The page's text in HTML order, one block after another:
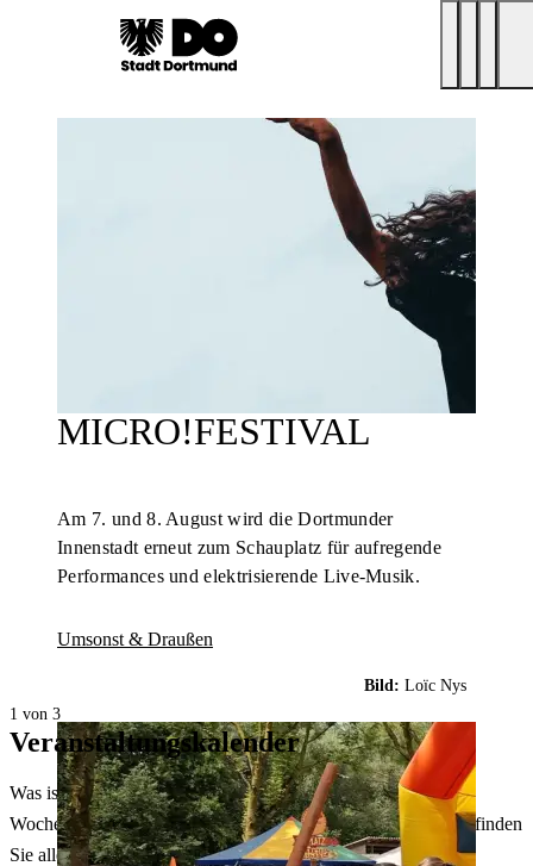
MICRO!FESTIVAL
Am 7. und 8. August wird die Dortmunder
Innenstadt erneut zum Schauplatz für aufregende
Performances und elektrisierende Live-Musik.
Umsonst & Draußen
Bild: Loïc Nys
1 von 3
Veranstaltungskalender
Was ist heute in Dortmund los? Welche Konzerte gibt es am
Wochenende? Im größten Veranstaltungskalender Dortmunds finden
Sie alle Events – von der Stadt- oder Museumsführung übers